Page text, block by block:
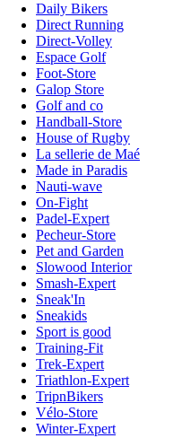
Daily Bikers
Direct Running
Direct-Volley
Espace Golf
Foot-Store
Galop Store
Golf and co
Handball-Store
House of Rugby
La sellerie de Maé
Made in Paradis
Nauti-wave
On-Fight
Padel-Expert
Pecheur-Store
Pet and Garden
Slowood Interior
Smash-Expert
Sneak'In
Sneakids
Sport is good
Training-Fit
Trek-Expert
Triathlon-Expert
TripnBikers
Vélo-Store
Winter-Expert